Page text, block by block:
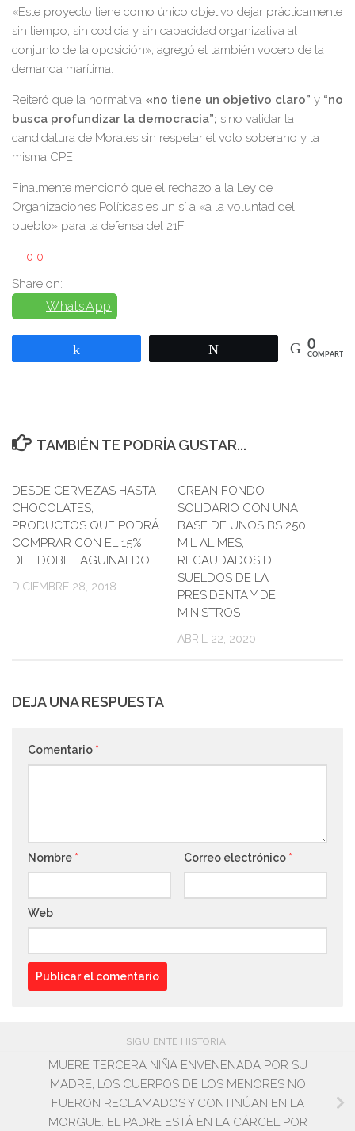
«Este proyecto tiene como único objetivo dejar prácticamente
sin tiempo, sin codicia y sin capacidad organizativa al
conjunto de la oposición», agregó el también vocero de la
demanda marítima.
Reiteró que la normativa «no tiene un objetivo claro” y “no
busca profundizar la democracia”; sino validar la
candidatura de Morales sin respetar el voto soberano y la
misma CPE.
Finalmente mencionó que el rechazo a la Ley de
Organizaciones Políticas es un sí a «a la voluntad del
pueblo» para la defensa del 21F.
0 0
Share on:
WhatsApp
0
COMPARTIR
TAMBIÉN TE PODRÍA GUSTAR...
DESDE CERVEZAS HASTA
CHOCOLATES,
PRODUCTOS QUE PODRÁ
COMPRAR CON EL 15%
DEL DOBLE AGUINALDO
DICIEMBRE 28, 2018
CREAN FONDO
SOLIDARIO CON UNA
BASE DE UNOS BS 250
MIL AL MES,
RECAUDADOS DE
SUELDOS DE LA
PRESIDENTA Y DE
MINISTROS
ABRIL 22, 2020
DEJA UNA RESPUESTA
Comentario *
Nombre * Correo electrónico *
Web
SIGUIENTE HISTORIA
MUERE TERCERA NIÑA ENVENENADA POR SU
MADRE, LOS CUERPOS DE LOS MENORES NO
FUERON RECLAMADOS Y CONTINÚAN EN LA
MORGUE. EL PADRE ESTÁ EN LA CÁRCEL POR